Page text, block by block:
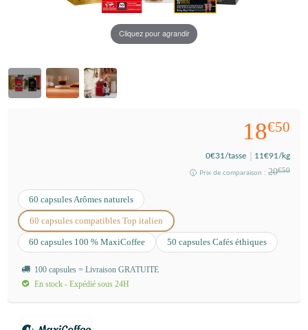
Cliquez pour agrandir
18€50
0€31 /tasse 11€91 /kg
Prix de comparaison : 20€50
60 capsules Arômes naturels
60 capsules compatibles Top italien
60 capsules 100 % MaxiCoffee 50 capsules Cafés éthiques
100 capsules = Livraison GRATUITE
En stock - Expédié sous 24H